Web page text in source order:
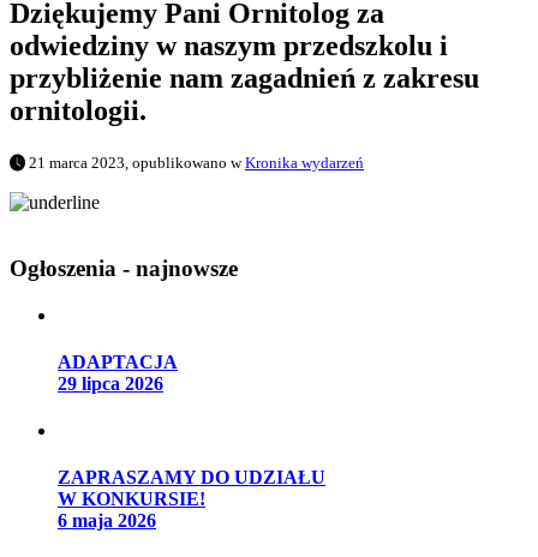
Dziękujemy Pani Ornitolog za
odwiedziny w naszym przedszkolu i
przybliżenie nam zagadnień z zakresu
ornitologii.
21 marca 2023, opublikowano wKronika wydarzeń
Ogłoszenia - najnowsze
ADAPTACJA
29 lipca 2026
ZAPRASZAMY DO UDZIAŁU
W KONKURSIE!
6 maja 2026